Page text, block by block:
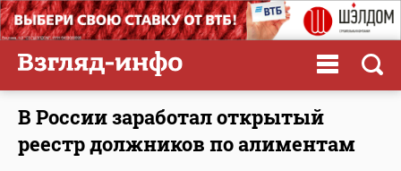
В России заработал открытый
реестр должников по алиментам